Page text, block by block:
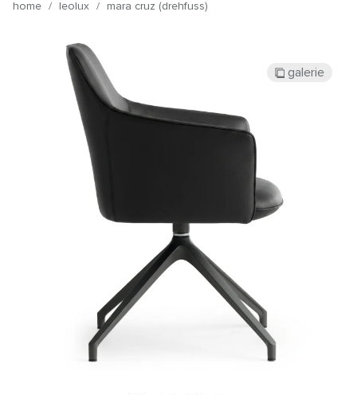
home / leolux / mara cruz (drehfuss)
galerie